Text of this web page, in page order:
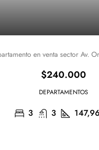
en venta sector Av.
$240.000
DEPARTAMENTOS
3 3